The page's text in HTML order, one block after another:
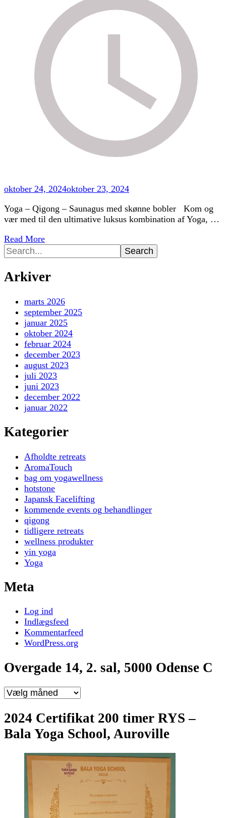
oktober 24, 2024oktober 23, 2024
Yoga – Qigong – Saunagus med skønne bobler Kom og
vær med til den ultimative luksus kombination af Yoga, …
Read More
Search
for:
Arkiver
marts 2026
september 2025
januar 2025
oktober 2024
februar 2024
december 2023
august 2023
juli 2023
juni 2023
december 2022
januar 2022
Kategorier
Afholdte retreats
AromaTouch
bag om yogawellness
hotstone
Japansk Facelifting
kommende events og behandlinger
qigong
tidligere retreats
wellness produkter
yin yoga
Yoga
Meta
Log ind
Indlægsfeed
Kommentarfeed
WordPress.org
Overgade 14, 2. sal, 5000 Odense C
Overgade
14,
2.
sal,
5000
2024 Certifikat 200 timer RYS –
Bala Yoga School, Auroville